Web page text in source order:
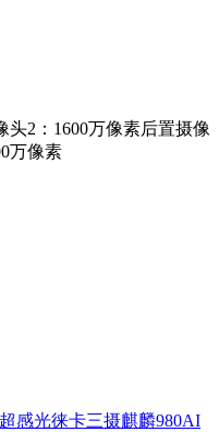
头2：1600万像素后置摄像
万像素
感光徕卡三摄麒麟980AI